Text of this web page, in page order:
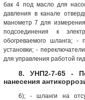
бак 4 под масло для
давления в канале
манометр 7 для
подсоединения к
обогреваемого шланга; -
установки; -
для управления работой
8. УНП2-7-65 -
нанесения
6); - шланги на